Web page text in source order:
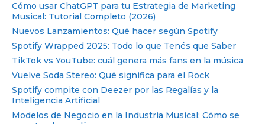
Cómo usar ChatGPT para tu Estrategia de Marketing
Musical: Tutorial Completo (2026)
Nuevos Lanzamientos: Qué hacer según Spotify
Spotify Wrapped 2025: Todo lo que Tenés que Saber
TikTok vs YouTube: cuál genera más fans en la música
Vuelve Soda Stereo: Qué significa para el Rock
Spotify compite con Deezer por las Regalías y la
Inteligencia Artificial
Modelos de Negocio en la Industria Musical: Cómo se